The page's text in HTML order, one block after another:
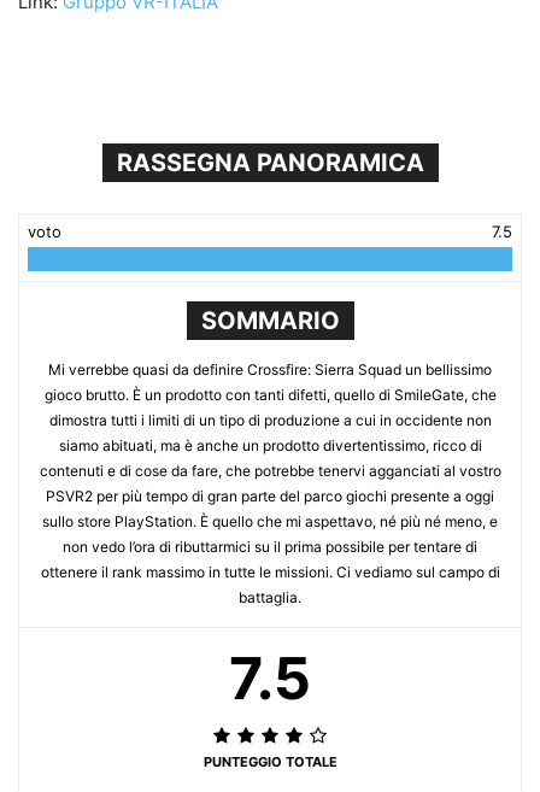
RASSEGNA PANORAMICA
voto 7.5
SOMMARIO
Mi verrebbe quasi da definire Crossfire: Sierra Squad un bellissimo
gioco brutto. È un prodotto con tanti difetti, quello di SmileGate, che
dimostra tutti i limiti di un tipo di produzione a cui in occidente non
siamo abituati, ma è anche un prodotto divertentissimo, ricco di
contenuti e di cose da fare, che potrebbe tenervi agganciati al vostro
PSVR2 per più tempo di gran parte del parco giochi presente a oggi
sullo store PlayStation. È quello che mi aspettavo, né più né meno, e
non vedo l’ora di ributtarmici su il prima possibile per tentare di
ottenere il rank massimo in tutte le missioni. Ci vediamo sul campo di
battaglia.
7.5
PUNTEGGIO TOTALE